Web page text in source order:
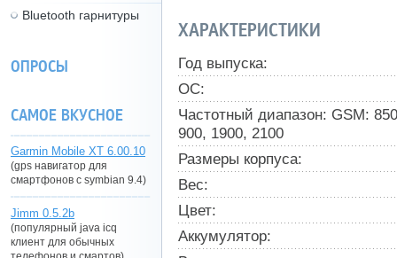
ХАРАКТЕРИСТИКИ
Год выпуска:
ОС:
Частотный диапазон: GSM:
900, 1900, 2100
Размеры корпуса:
Вес:
Цвет:
Аккумулятор:
Bluetooth гарнитуры
ОПРОСЫ
САМОЕ ВКУСНОЕ
Garmin Mobile XT 6.00.10
(gps навигатор для
смартфонов с symbian 9.4)
Jimm 0.5.2b
(популярный java icq
клиент для обычных
телефонов и смартов)